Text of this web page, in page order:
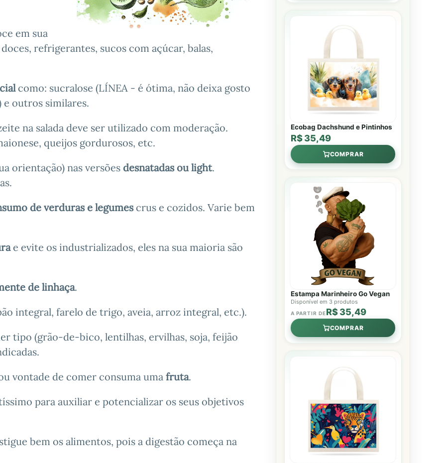
em sua
refrigerantes, sucos com açúcar, balas,
como: sucralose (LÍNEA - é ótima, não deixa gosto
e outros similares.
na salada deve ser utilizado com moderação.
queijos gordurosos, etc.
orientação) nas versões desnatadas ou light.
de verduras e legumescrus e cozidos. Varie bem
e evite os industrializados, eles na sua maioria são
de linhaça.
integral, farelo de trigo, aveia, arroz integral, etc.).
tipo (grão-de-bico, lentilhas, ervilhas, soja, feijão
vontade de comer consuma uma fruta.
para auxiliar e potencializar os seus objetivos
bem os alimentos, pois a digestão começa na
Ecobag Dachshund e Pintinhos
R$ 35,49
COMPRAR
Estampa Marinheiro Go Vegan
Disponível em 3 produtos
A PARTIR DER$ 35,49
COMPRAR